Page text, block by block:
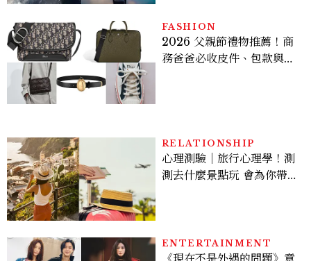
FASHION
2026 父親節禮物推薦！商
務爸爸必收皮件、包款與鞋
RELATIONSHIP
心理測驗｜旅行心理學！測
測去什麼景點玩 會為你帶來
ENTERTAINMENT